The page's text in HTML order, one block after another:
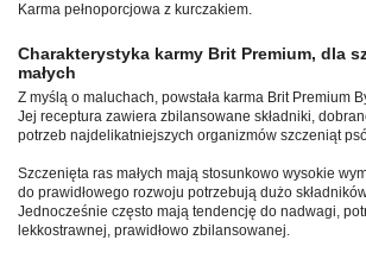
Karma pełnoporcjowa z kurczakiem.
Charakterystyka karmy Brit Premium, dla
małych
Z myślą o maluchach, powstała karma Brit Premium
Jej receptura zawiera zbilansowane składniki,
potrzeb najdelikatniejszych organizmów szczeniąt
Szczenięta ras małych mają stosunkowo wysokie
do prawidłowego rozwoju potrzebują dużo
Jednocześnie często mają tendencję do nadwagi,
lekkostrawnej, prawidłowo zbilansowanej.